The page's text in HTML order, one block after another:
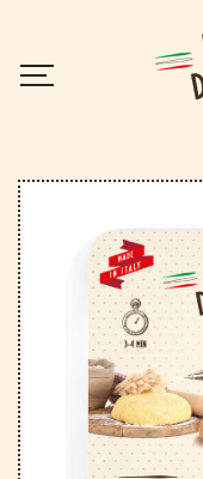
I Plin